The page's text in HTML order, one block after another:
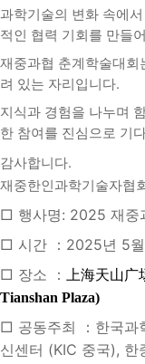
과학기술의 변화 속에
적인 협력 기회를 만들
재중과협 춘계학술대회
려 있는 자리입니다.
지식과 경험을 나누며
한 참여를 진심으로 기
감사합니다.
재중한인과학기술자협
□ 행사명: 2025 재중
□ 시간 ：2025년 5
□ 장소 ：
上海天山广
Tianshan Plaza)
□ 공동주최 ：한국과
신센터 (KIC 중국), 한